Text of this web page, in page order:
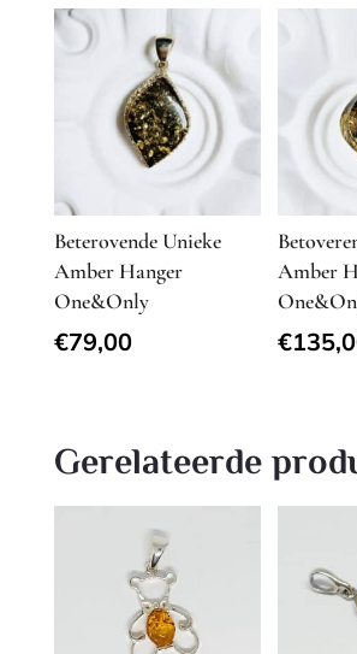
Beterovende Unieke
Amber Hanger
One&Only
€79,00
Amber
€
Gerelateerde